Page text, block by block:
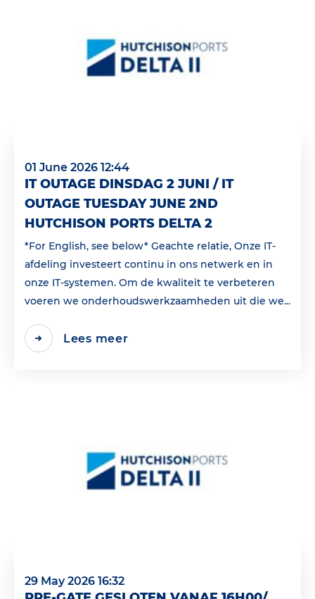
01 June 2026 12:44
IT OUTAGE DINSDAG 2 JUNI / IT
OUTAGE TUESDAY JUNE 2ND
HUTCHISON PORTS DELTA 2
*For English, see below* Geachte relatie, Onze IT-
afdeling investeert continu in ons netwerk en in
onze IT-systemen. Om de kwaliteit te verbeteren
voeren we onderhoudswerkzaamheden uit die we...
Lees meer
29 May 2026 16:32